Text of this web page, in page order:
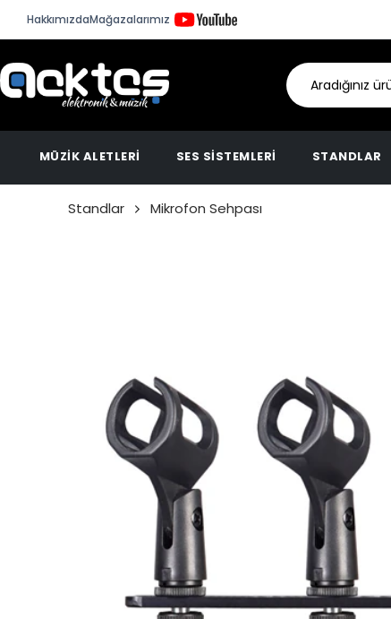
HakkımızdaMağazalarımız
MÜZİK ALETLERİ SES SİSTEMLERİ STANDLAR
Standlar Mikrofon Sehpası